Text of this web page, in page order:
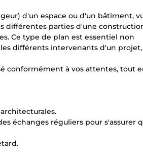
d'un espace ou d'un bâtiment,
différentes parties d'une
Ce type de plan est essentiel non
différents intervenants d'un projet,
conformément à vos attentes, tout
échanges réguliers pour s'assurer